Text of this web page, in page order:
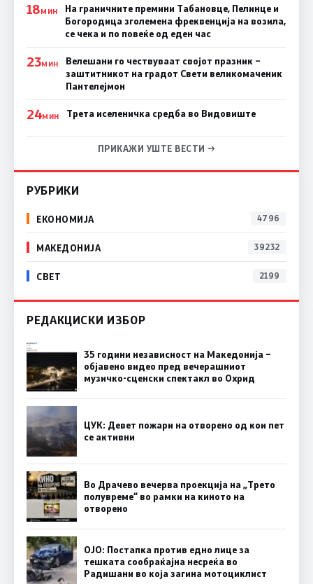
18МИН
На граничните премини Табановце, Пелинце и
Богородица зголемена фреквенција на возила,
се чека и по повеќе од еден час
23МИН
Велешани го чествуваат својот празник –
заштитникот на градот Свети великомаченик
Пантелејмон
24МИН Трета иселеничка средба во Видовиште
ПРИКАЖИ УШТЕ ВЕСТИ →
РУБРИКИ
ЕКОНОМИЈА 4796
МАКЕДОНИЈА 39232
СВЕТ 2199
РЕДАКЦИСКИ ИЗБОР
35 години независност на Македонија –
објавено видео пред вечерашниот
музичко-сценски спектакл во Охрид
ЦУК: Девет пожари на отворено од кои пет
се активни
Во Драчево вечерва проекција на „Трето
полувреме“ во рамки на киното на
отворено
ОЈО: Постапка против едно лице за
тешката сообраќајна несреќа во
Радишани во која загина мотоциклист